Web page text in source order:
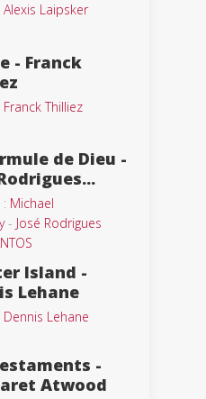
Alexis Laipsker
- Franck
Franck Thilliez
de Dieu -
Michael
- José Rodrigues
Island -
Lehane
Dennis Lehane
-
Atwood